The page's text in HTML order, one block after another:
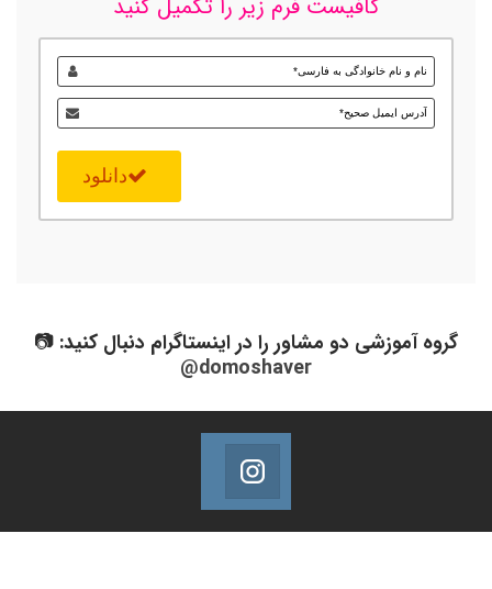
کافیست فرم زیر را تکمیل کنید
دانلود
گروه آموزشی دو مشاور را در اینستاگرام دنبال کنید: 📷
@domoshaver